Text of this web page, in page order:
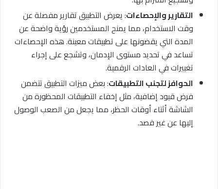
التقارير والإحصاءات: يعرض التطبيق تقارير مفصلة عن
وقت الاستخدام، مما يمنح المستخدمين رؤية واضحة عن
المدة التي يقضونها على تطبيقات معينة. هذه الإحصاءات
تساعد في تحديد مستوى الإدمان، وتشجع على إجراء
تغييرات في العادات الرقمية.
الحوافز لتجنب التطبيقات: بعض ميزات التطبيق تتضمن
فرض قيود إضافية، مثل إخفاء التطبيقات المحظورة من
الشاشة أثناء أوقات الحظر، مما يجعل من الصعب الوصول
إليها عن غير قصد.